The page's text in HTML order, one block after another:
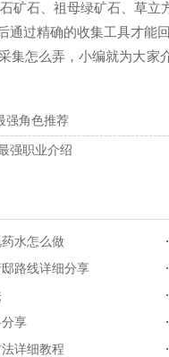
矿石、祖母绿矿石、草
过精确的收集工具才能回
集怎么弄，小编就为大
强角色推荐
强职业介绍
水怎么做
路线详细分享
享
详细教程